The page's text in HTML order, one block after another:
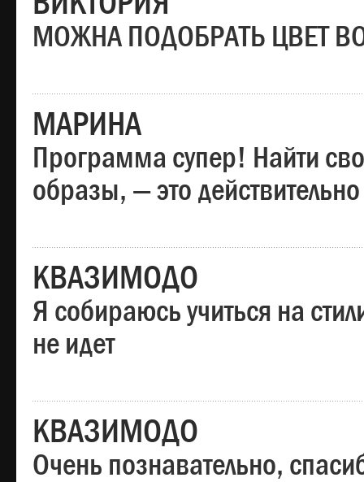
МОЖНА ПОДОБРАТЬ ЦВЕТ
МАРИНА
Программа супер! Найти
образы, — это
КВАЗИМОДО
Я собираюсь учиться на
не идет
КВАЗИМОДО
Очень познавательно,